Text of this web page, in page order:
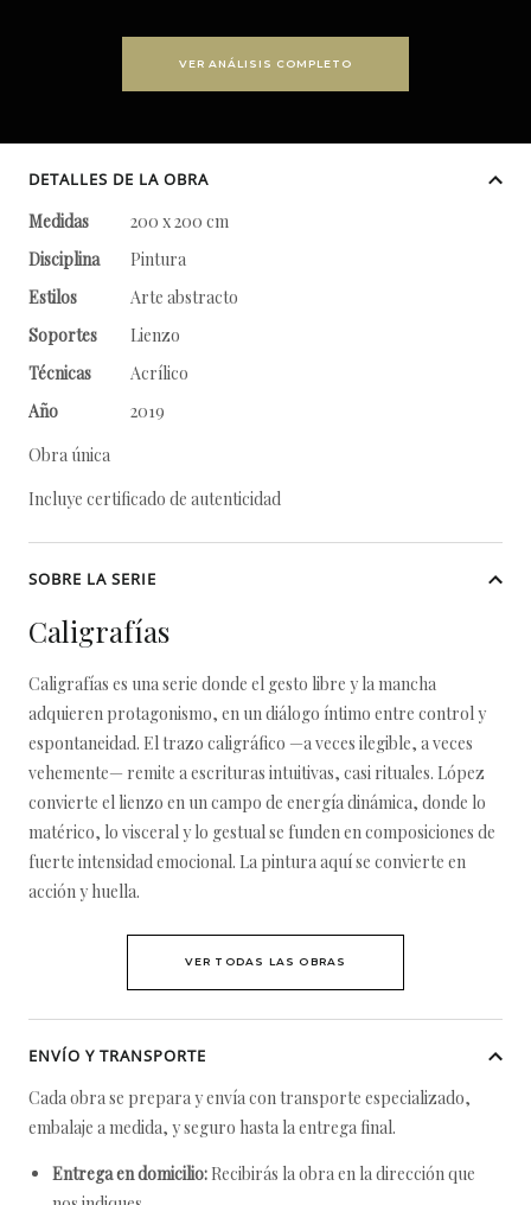
VER ANÁLISIS COMPLETO
DETALLES DE LA OBRA
Medidas
200 x 200 cm
Disciplina
Pintura
Estilos
Arte abstracto
Soportes
Lienzo
Técnicas
Acrílico
Año
2019
Obra única
Incluye certificado de autenticidad
SOBRE LA SERIE
Caligrafías
Caligrafías es una serie donde el gesto libre y la mancha
adquieren protagonismo, en un diálogo íntimo entre control y
espontaneidad. El trazo caligráfico —a veces ilegible, a veces
vehemente— remite a escrituras intuitivas, casi rituales. López
convierte el lienzo en un campo de energía dinámica, donde lo
matérico, lo visceral y lo gestual se funden en composiciones de
fuerte intensidad emocional. La pintura aquí se convierte en
acción y huella.
VER TODAS LAS OBRAS
ENVÍO Y TRANSPORTE
Cada obra se prepara y envía con transporte especializado,
embalaje a medida, y seguro hasta la entrega final.
Entrega en domicilio: Recibirás la obra en la dirección que